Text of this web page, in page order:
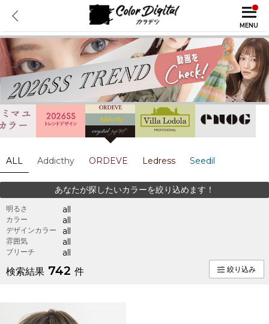
MENU
ALL Addicthy ORDEVE Ledress Seedil
あなたが探したいカラーを絞り込めます！
明るさ all
カラー all
デザインカラー all
雰囲気 all
ブリーチ all
検索結果 742 件 絞り込み